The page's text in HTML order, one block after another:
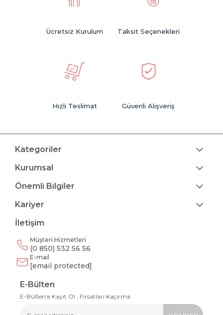
Ücretsiz Kurulum Taksit Seçenekleri
Hızlı Teslimat Güvenli Alışveriş
Kategoriler
Kurumsal
Önemli Bilgiler
Kariyer
İletişim
Müşteri Hizmetleri
(0 850) 532 56 56
E-mail
[email protected]
E-Bülten
E-Bülten'e Kayıt Ol , Fırsatları Kaçırma